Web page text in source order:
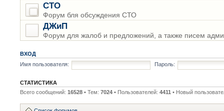
СТО
Форум бля обсуждения СТО
ДЖиП
Форум для жалоб и предложений, а также писем
ВХОД
Имя пользователя:
Пароль:
СТАТИСТИКА
Всего сообщений: 16528 • Тем: 7024 • Пользователей: 4411 • Новый